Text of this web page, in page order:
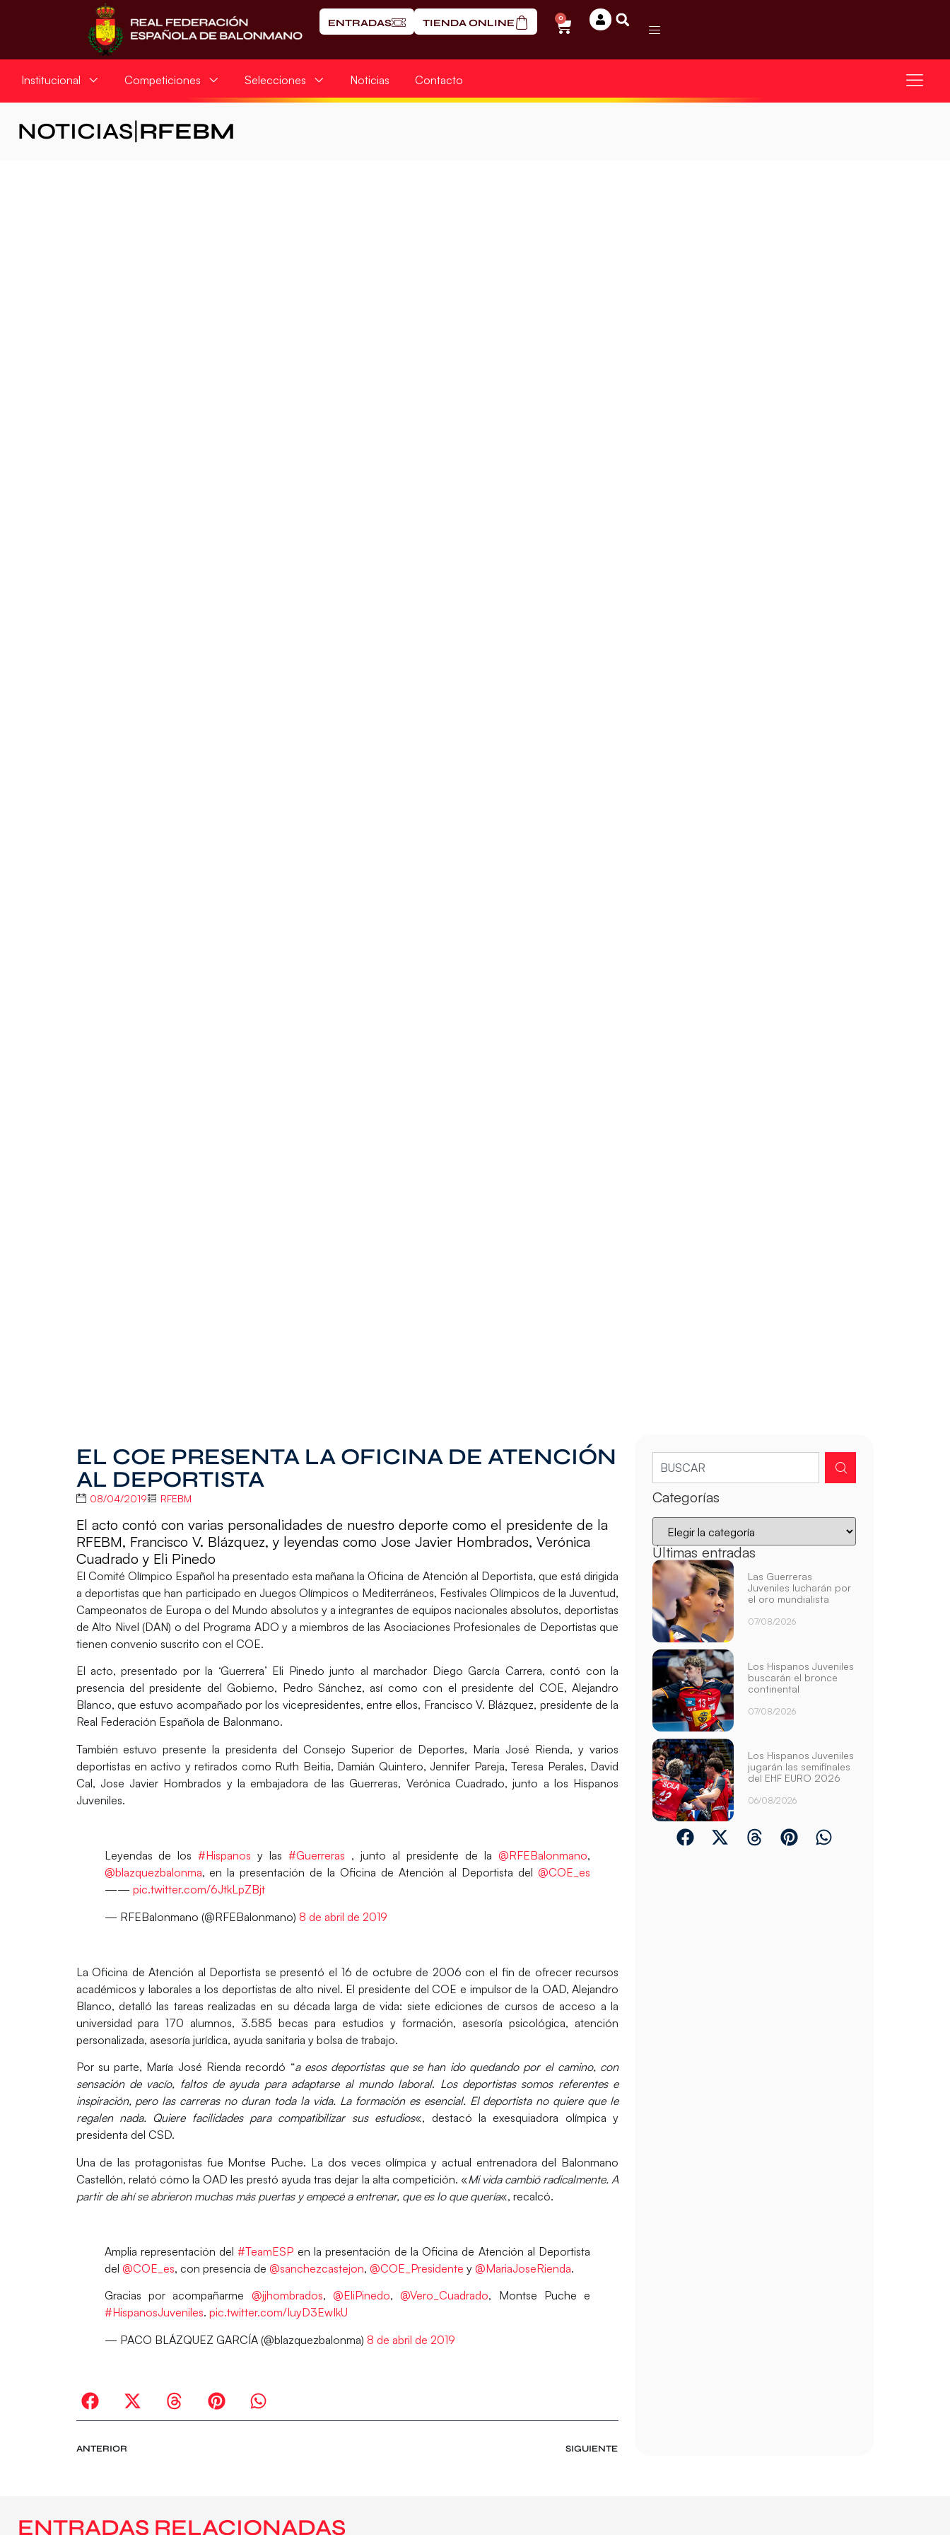
ENTRADAS TIENDA ONLINE 0
Institucional Competiciones Selecciones Noticias Contacto
NOTICIAS RFEBM
EL COE PRESENTA LA OFICINA DE ATENCIÓN
AL DEPORTISTA
08/04/2019 RFEBM
El acto contó con varias personalidades de nuestro deporte como el presidente de la
RFEBM, Francisco V. Blázquez, y leyendas como Jose Javier Hombrados, Verónica
Cuadrado y Eli Pinedo
El Comité Olímpico Español ha presentado esta mañana laOficina de Atención al Deportista, que está dirigida
a deportistas que han participado en Juegos Olímpicos o Mediterráneos, Festivales Olímpicos de la Juventud,
Campeonatos de Europa o del Mundo absolutos y a integrantes de equipos nacionales absolutos, deportistas
de Alto Nivel (DAN) o del Programa ADO y a miembros de las Asociaciones Profesionales de Deportistas que
tienen convenio suscrito con el COE.
El acto, presentado por la ‘Guerrera’ Eli Pinedo junto al marchador Diego García Carrera, contó con la
presencia del presidente del Gobierno, Pedro Sánchez, así como con el presidente del COE,Alejandro
Blanco, que estuvo acompañado por los vicepresidentes, entre ellos, Francisco V. Blázquez, presidente de la
Real Federación Española de Balonmano.
También estuvo presente la presidenta del Consejo Superior de Deportes, María José Rienda,y varios
deportistas en activo y retirados como Ruth Beitia, Damián Quintero, Jennifer Pareja, Teresa Perales, David
Cal, Jose Javier Hombrados y la embajadora de las Guerreras, Verónica Cuadrado, junto a los Hispanos
Juveniles.
Leyendas de los#Hispanos y las#Guerreras , junto al presidente de la@RFEBalonmano,
@blazquezbalonma, en la presentación de la Oficina de Atención al Deportista del@COE_es
—— pic.twitter.com/6JtkLpZBjt
— RFEBalonmano (@RFEBalonmano) 8 de abril de 2019
La Oficina de Atención al Deportista se presentó el 16 de octubre de 2006 con el fin de ofrecer recursos
académicos y laborales a los deportistas de alto nivel. El presidente del COE e impulsor de la OAD, Alejandro
Blanco, detalló las tareas realizadas en su década larga de vida: siete ediciones de cursos de acceso a la
universidad para 170 alumnos, 3.585 becas para estudios y formación, asesoría psicológica, atención
personalizada, asesoría jurídica, ayuda sanitaria y bolsa de trabajo.
Por su parte, María José Rienda recordó “a esos deportistas que se han ido quedando por el camino, con
sensación de vacío, faltos de ayuda para adaptarse al mundo laboral. Los deportistas somos referentes e
inspiración, pero las carreras no duran toda la vida. La formación es esencial. El deportista no quiere que le
regalen nada. Quiere facilidades para compatibilizar sus estudios«, destacó la exesquiadora olímpica y
presidenta del CSD.
Una de las protagonistas fue Montse Puche. La dos veces olímpica y actual entrenadora del Balonmano
Castellón, relató cómo la OAD les prestó ayuda tras dejar la alta competición. «Mi vida cambió radicalmente. A
partir de ahí se abrieron muchas más puertas y empecé a entrenar, que es lo que quería«, recalcó.
Amplia representación del#TeamESP en la presentación de la Oficina de Atención al Deportista
del @COE_es, con presencia de @sanchezcastejon, @COE_Presidente y @MariaJoseRienda.
Gracias por acompañarme @jjhombrados, @EliPinedo,@Vero_Cuadrado, Montse Puche e
#HispanosJuveniles. pic.twitter.com/IuyD3EwIkU
— PACO BLÁZQUEZ GARCÍA (@blazquezbalonma) 8 de abril de 2019
ANTERIOR SIGUIENTE
Categorías
Últimas entradas
Las Guerreras
Juveniles lucharán por
el oro mundialista
07/08/2026
Los Hispanos Juveniles
buscarán el bronce
continental
07/08/2026
Los Hispanos Juveniles
jugarán las semifinales
del EHF EURO 2026
06/08/2026
ENTRADAS RELACIONADAS